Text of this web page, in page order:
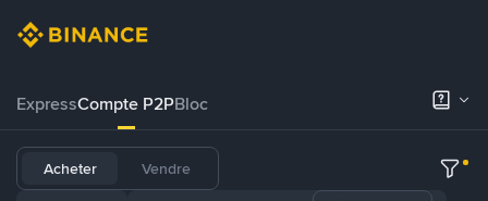
ExpressCompte P2PBloc
Acheter Vendre